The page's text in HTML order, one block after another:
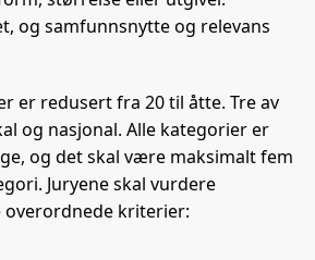
og samfunnsnytte og relevans
er redusert fra 20 til åtte. Tre av
og nasjonal. Alle kategorier er
og det skal være maksimalt fem
Juryene skal vurdere
kriterier: